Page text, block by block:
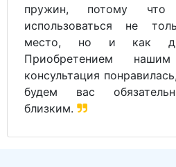
пружин, потому что
использоваться не
место, но и как
Приобретением
консультация
будем вас
близким.